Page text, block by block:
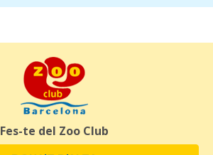
Fes-te del Zoo Club